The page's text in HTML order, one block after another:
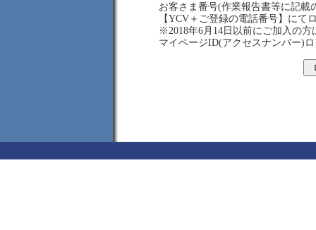
お客さま番号(作業報告書等に記載
【YCV＋ご登録の電話番号】にて
※2018年6月14日以前にご加入の
マイページID(アクセスナンバー)